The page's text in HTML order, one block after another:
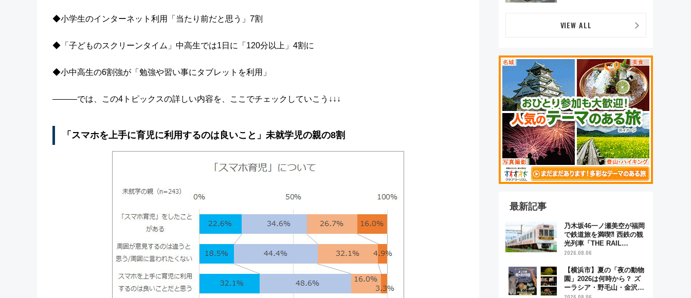
◆小学生のインターネット利用「当たり前だと思う」7割
◆「子どものスクリーンタイム」中高生では1日に「120分以上」4割に
◆小中高生の6割強が「勉強や習い事にタブレットを利用」
―――では、この4トピックスの詳しい内容を、ここでチェックしていこう↓↓↓
「スマホを上手に育児に利用するのは良いこと」未就学児の親の8割
第2弾
VIEW ALL
最新記事
乃木坂46一ノ瀬美空が福岡
で鉄道旅を満喫⁈ 西鉄の観
光列車「THE RAIL
KITCHEN CHIKUGO」で巡
YouTubeが公開に
2026.08.06
【横浜市】夏の「夜の動物
園」2026は何時から？ ズ
ーラシア・野毛山・金沢の
電車アクセスや見どころ、